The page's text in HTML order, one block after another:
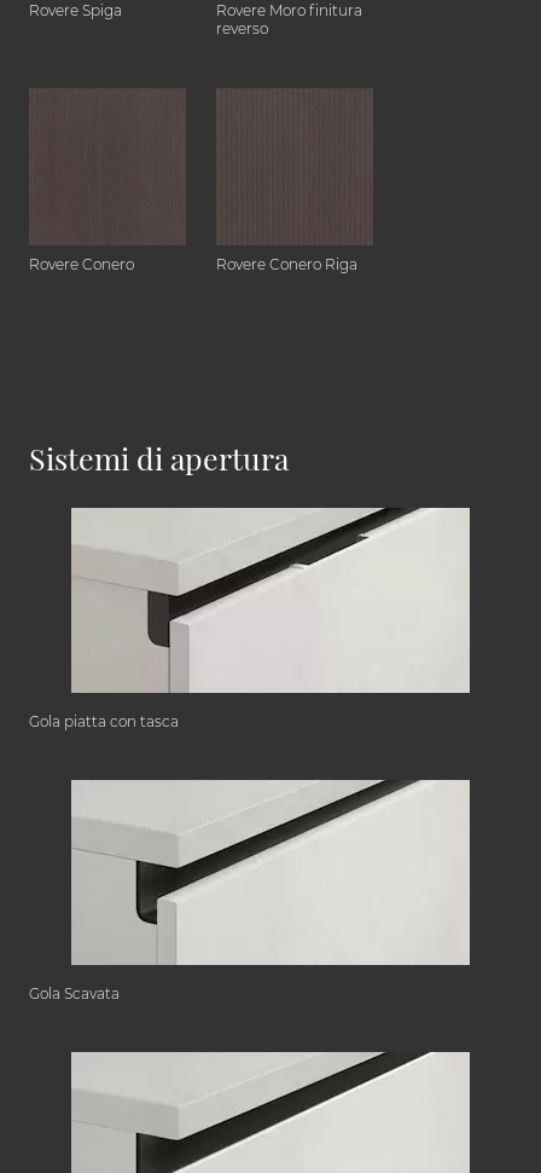
Rovere Spiga
Rovere Moro finitura
reverso
Rovere Conero Rovere Conero Riga
Sistemi di apertura
Gola piatta con tasca
Gola Scavata